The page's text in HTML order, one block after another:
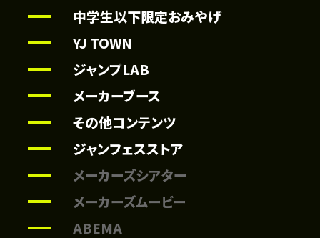
中学生以下限定おみやげ
YJ TOWN
ジャンプLAB
メーカーブース
その他コンテンツ
ジャンフェスストア
メーカーズシアター
メーカーズムービー
ABEMA